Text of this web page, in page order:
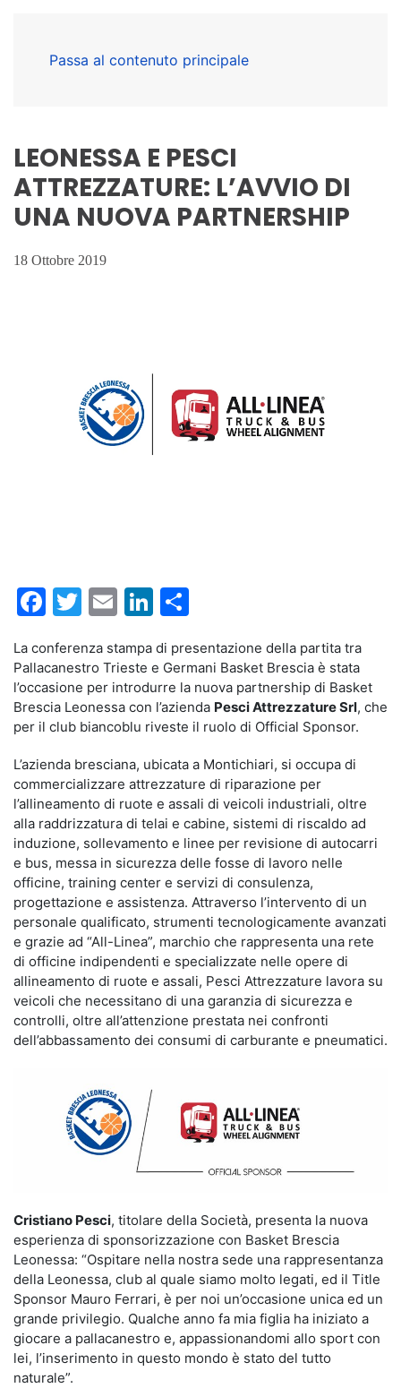
Passa al contenuto principale
LEONESSA E PESCI
ATTREZZATURE: L’AVVIO DI
UNA NUOVA PARTNERSHIP
18 Ottobre 2019
Facebook
Twitter
EmailLinkedIn
La conferenza stampa di presentazione della partita tra
Pallacanestro Trieste e Germani Basket Brescia è stata
l’occasione per introdurre la nuova partnership di Basket
Brescia Leonessa con l’azienda Pesci Attrezzature Srl, che
per il club biancoblu riveste il ruolo di Official Sponsor.
L’azienda bresciana, ubicata a Montichiari, si occupa di
commercializzare attrezzature di riparazione per
l’allineamento di ruote e assali di veicoli industriali, oltre
alla raddrizzatura di telai e cabine, sistemi di riscaldo ad
induzione, sollevamento e linee per revisione di autocarri
e bus, messa in sicurezza delle fosse di lavoro nelle
officine, training center e servizi di consulenza,
progettazione e assistenza. Attraverso l’intervento di un
personale qualificato, strumenti tecnologicamente avanzati
e grazie ad “All-Linea”, marchio che rappresenta una rete
di officine indipendenti e specializzate nelle opere di
allineamento di ruote e assali, Pesci Attrezzature lavora su
veicoli che necessitano di una garanzia di sicurezza e
controlli, oltre all’attenzione prestata nei confronti
dell’abbassamento dei consumi di carburante e pneumatici.
Cristiano Pesci, titolare della Società, presenta la nuova
esperienza di sponsorizzazione con Basket Brescia
Leonessa: “Ospitare nella nostra sede una rappresentanza
della Leonessa, club al quale siamo molto legati, ed il Title
Sponsor Mauro Ferrari, è per noi un’occasione unica ed un
grande privilegio. Qualche anno fa mia figlia ha iniziato a
giocare a pallacanestro e, appassionandomi allo sport con
lei, l’inserimento in questo mondo è stato del tutto
naturale”.